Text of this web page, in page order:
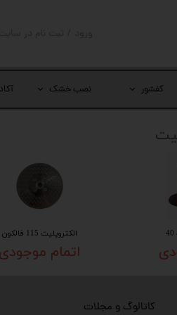
تغییر گذر واژه
سفارشات
کفشور نصب خشک
الکتروپلیت 115 فالکون
اتمام موجودی
کاتالوگ و مجلات